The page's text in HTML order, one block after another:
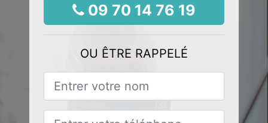
09 70 14 76 19
OU ÊTRE RAPPELÉ